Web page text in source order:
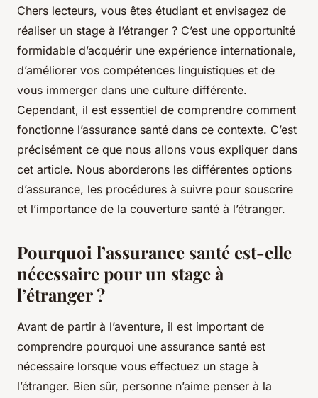
Chers lecteurs, vous êtes étudiant et envisagez de
réaliser un stage à l’étranger ? C’est une opportunité
formidable d’acquérir une expérience internationale,
d’améliorer vos compétences linguistiques et de
vous immerger dans une culture différente.
Cependant, il est essentiel de comprendre comment
fonctionne l’assurance santé dans ce contexte. C’est
précisément ce que nous allons vous expliquer dans
cet article. Nous aborderons les différentes options
d’assurance, les procédures à suivre pour souscrire
et l’importance de la couverture santé à l’étranger.
Pourquoi l’assurance santé est-elle
nécessaire pour un stage à
l’étranger ?
Avant de partir à l’aventure, il est important de
comprendre pourquoi une assurance santé est
nécessaire lorsque vous effectuez un stage à
l’étranger. Bien sûr, personne n’aime penser à la